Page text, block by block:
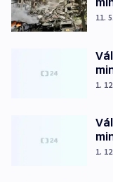
11.
1.
1.